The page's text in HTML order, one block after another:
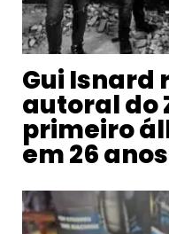
Gui Isnard
autoral do
primeiro
em 26 anos